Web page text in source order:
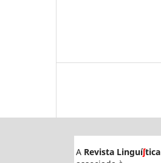
A Revista Linguíʃtica